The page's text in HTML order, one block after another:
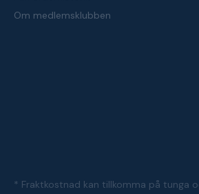
Om medlemsklubben
* Fraktkostnad kan tillkomma på tunga